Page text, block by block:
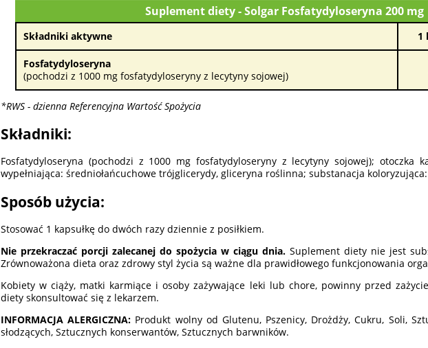
Suplement diety - Solgar Fosfatydyloseryna 200 mg
Składniki aktywne 1
Fosfatydyloseryna
(pochodzi z 1000 mg fosfatydyloseryny z lecytyny sojowej)
*RWS - dzienna Referencyjna Wartość Spożycia
Składniki:
Fosfatydyloseryna (pochodzi z 1000 mg fosfatydyloseryny z lecytyny sojowej); otoczka
wypełniająca: średniołańcuchowe trójglicerydy, gliceryna roślinna; substanacja
Sposób użycia:
Stosować 1 kapsułkę do dwóch razy dziennie z posiłkiem.
Nie przekraczać porcji zalecanej do spożycia w ciągu dnia. Suplement diety nie jest
Zrównoważona dieta oraz zdrowy styl życia są ważne dla prawidłowego funkcjonowania
Kobiety w ciąży, matki karmiące i osoby zażywające leki lub chore, powinny przed
diety skonsultować się z lekarzem.
INFORMACJA ALERGICZNA: Produkt wolny od Glutenu, Pszenicy, Drożdży, Cukru, Soli,
słodzących, Sztucznych konserwantów, Sztucznych barwników.